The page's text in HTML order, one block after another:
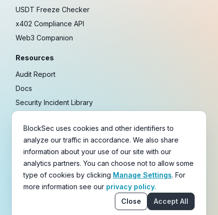
USDT Freeze Checker
x402 Compliance API
Web3 Companion
Resources
Audit Report
Docs
Security Incident Library
Research
Guides
Crypto Payment Playbook
Copyright © 2021-2026BlockSec
Terms & Policies & Disclaimer
TelegramYouTubeLinkedinGitHub
BlockSec uses cookies and other identifiers to
analyze our traffic in accordance. We also share
information about your use of our site with our
analytics partners. You can choose not to allow some
type of cookies by clicking Manage Settings. For
more information see our privacy policy.
Close
Accept All